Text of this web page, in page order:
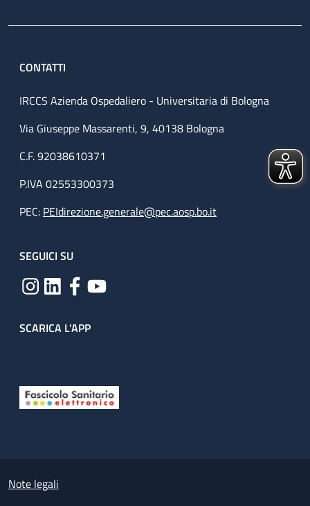
CONTATTI
IRCCS Azienda Ospedaliero - Universitaria di Bologna
Via Giuseppe Massarenti, 9, 40138 Bologna
C.F. 92038610371
P.IVA 02553300373
PEC: PEIdirezione.generale@pec.aosp.bo.it
SEGUICI SU
SCARICA L'APP
Small prints
Note legali